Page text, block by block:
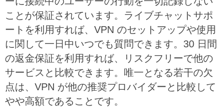
ことが保証されています。ライブチャットサポ
ートを利用すれば、VPN のセットアップや使用
に関して一日中いつでも質問できます。30 日間
の返金保証を利用すれば、リスクフリーで他の
サービスと比較できます。唯一となる若干の欠
点は、VPN が他の推奨プロバイダーと比較して
やや高額であることです。